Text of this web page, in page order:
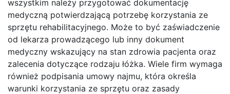
wszystkim należy przygotować dokumentację
medyczną potwierdzającą potrzebę korzystania ze
sprzętu rehabilitacyjnego. Może to być zaświadczenie
od lekarza prowadzącego lub inny dokument
medyczny wskazujący na stan zdrowia pacjenta oraz
zalecenia dotyczące rodzaju łóżka. Wiele firm wymaga
również podpisania umowy najmu, która określa
warunki korzystania ze sprzętu oraz zasady